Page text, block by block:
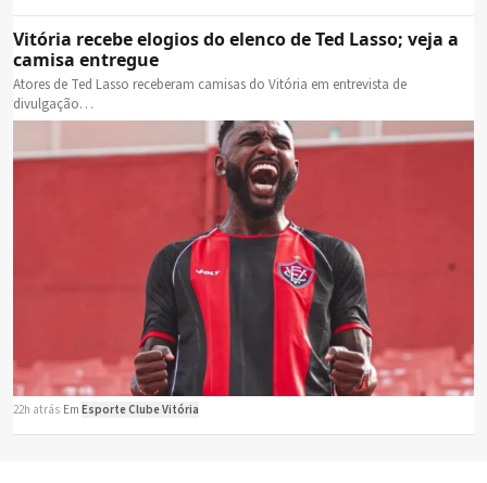
Vitória recebe elogios do elenco de Ted Lasso; veja a
camisa entregue
Atores de Ted Lasso receberam camisas do Vitória em entrevista de
divulgação…
22h atrás Em Esporte Clube Vitória